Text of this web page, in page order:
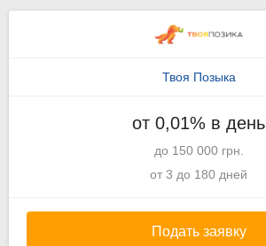
Твоя Позыка
от 0,01% в день
до 150 000 грн.
от 3 до 180 дней
Подать заявку